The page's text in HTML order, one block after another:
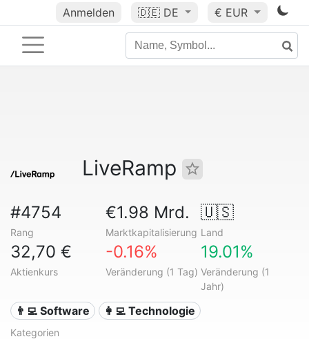
Anmelden 🇩🇪 DE € EUR
LiveRamp
#4754
Rang
€1.98 Mrd.
Marktkapitalisierung
🇺🇸
Land
32,70 €
Aktienkurs
-0.16%
Veränderung (1 Tag)
19.01%
Veränderung (1
Jahr)
👨‍💻 Software 👩‍💻 Technologie
Kategorien